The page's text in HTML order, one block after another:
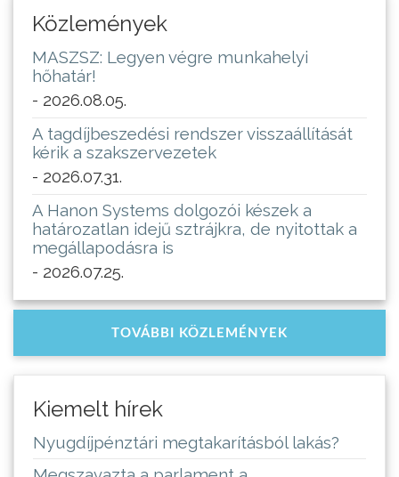
Közlemények
MASZSZ: Legyen végre munkahelyi
hőhatár!
- 2026.08.05.
A tagdíjbeszedési rendszer visszaállítását
kérik a szakszervezetek
- 2026.07.31.
A Hanon Systems dolgozói készek a
határozatlan idejű sztrájkra, de nyitottak a
megállapodásra is
- 2026.07.25.
TOVÁBBI KÖZLEMÉNYEK
Kiemelt hírek
Nyugdíjpénztári megtakarításból lakás?